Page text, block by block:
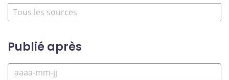
Publié après